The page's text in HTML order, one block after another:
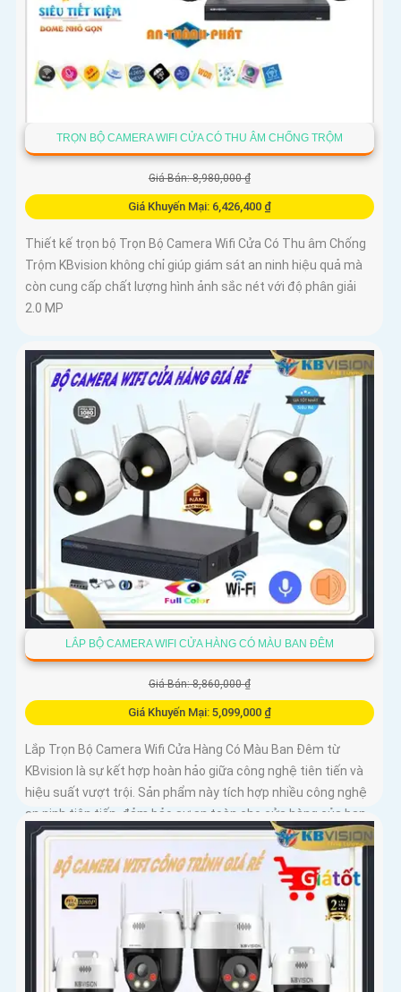
TRỌN BỘ CAMERA WIFI CỬA CÓ THU ÂM CHỐNG TRỘM
Giá Bán: 8,980,000 ₫
Giá Khuyến Mại: 6,426,400 ₫
Thiết kế trọn bộ Trọn Bộ Camera Wifi Cửa Có Thu âm Chống
Trộm KBvision không chỉ giúp giám sát an ninh hiệu quả mà
còn cung cấp chất lượng hình ảnh sắc nét với độ phân giải
2.0 MP
LẮP BỘ CAMERA WIFI CỬA HÀNG CÓ MÀU BAN ĐÊM
Giá Bán: 8,860,000 ₫
Giá Khuyến Mại: 5,099,000 ₫
Lắp Trọn Bộ Camera Wifi Cửa Hàng Có Màu Ban Đêm từ
KBvision là sự kết hợp hoàn hảo giữa công nghệ tiên tiến và
hiệu suất vượt trội. Sản phẩm này tích hợp nhiều công nghệ
an ninh tiên tiến, đảm bảo sự an toàn cho cửa hàng của bạn